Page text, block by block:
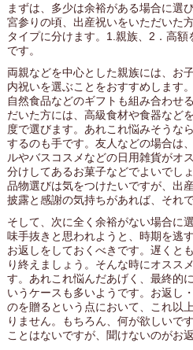
まずは、多少は余裕がある場合に選
宮参りの頃、出産祝いをいただいた
タイプに分けます。1.親族、2．高
です。
両親などを中心とした親族には、お
内祝いを選ぶことをおすすめします
自然食品などのギフトも組み合わせ
だいた方には、高級食材や食器など
度で選びます。あれこれ悩みそうな
するのも手です。友人などの場合は
ルやバスコスメなどの日用雑貨がオ
分けしてあるお菓子などでよいでし
品物選びは気をつけたいですが、出
披露と感謝の気持ちがあれば、それ
そして、次に全く余裕がない場合に
味手抜きと思われようと、時期を逃
お返しをしておくべきです。遅くと
り終えましょう。そんな時にオスス
す。あれこれ悩んだあげく、最終的
いうケースも多いようです。お返し
のを贈るという点において、これ以
りません。もちろん、何が欲しいで
ことはないですが、聞けないのがお